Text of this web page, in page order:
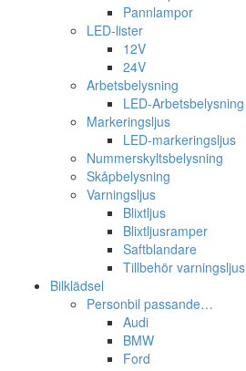
Pannlampor
LED-lister
12V
24V
Arbetsbelysning
LED-Arbetsbelysning
Markeringsljus
LED-markeringsljus
Nummerskyltsbelysning
Skåpbelysning
Varningsljus
Blixtljus
Blixtljusramper
Saftblandare
Tillbehör varningsljus
Bilklädsel
Personbil passande…
Audi
BMW
Ford